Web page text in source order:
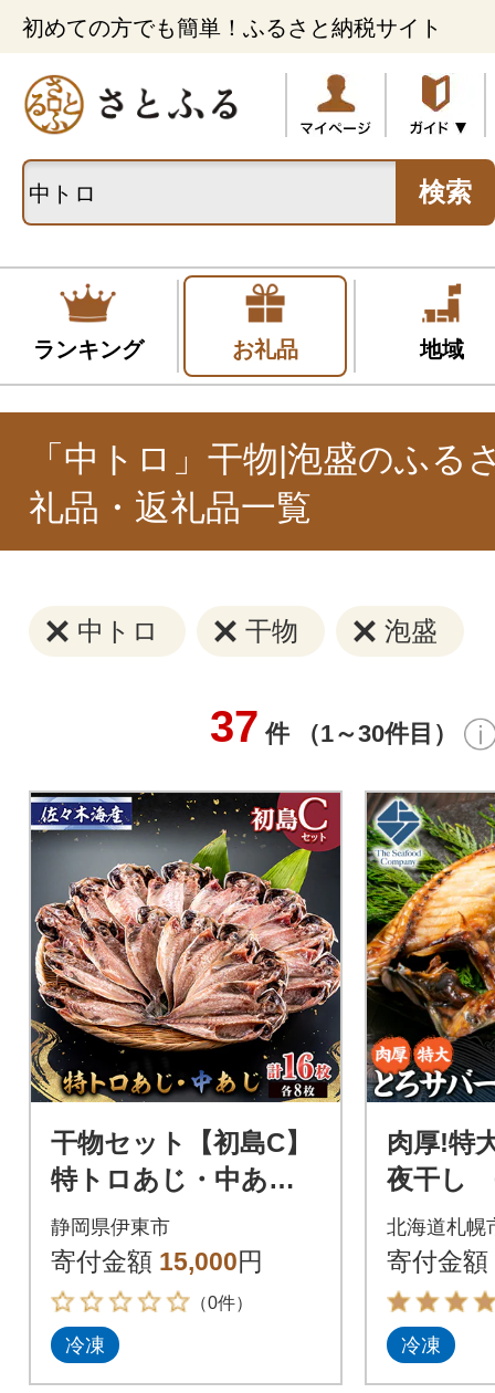
初めての方でも簡単！ふるさと納税サイト
検索
ランキング お礼品 地域
「中トロ」干物|泡盛のふる
礼品・返礼品一覧
中トロ 干物 泡盛
37 件 （1～30件目）
干物セット【初島C】
特トロあじ・中あじ
各8枚 伊豆・伊東の
干物詰め合わせ
静岡県伊東市
寄付金額 15,000円
（0件）
冷凍
肉厚!特
夜干し
s408-040
北海道札幌
寄付金額
冷凍